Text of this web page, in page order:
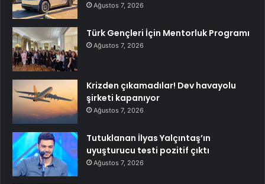
Ağustos 7, 2026
Türk Gençleri İçin Mentorluk Programı
Ağustos 7, 2026
Krizden çıkamadılar! Dev havayolu
şirketi kapanıyor
Ağustos 7, 2026
Tutuklanan İlyas Yalçıntaş’ın
uyuşturucu testi pozitif çıktı
Ağustos 7, 2026